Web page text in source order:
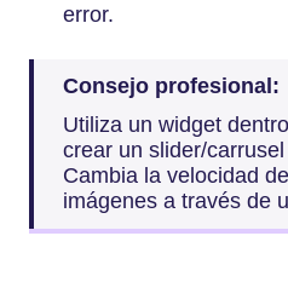
error.
Consejo profesional:
Utiliza un widget
crear un slider/
Cambia la velocidad
imágenes a través de